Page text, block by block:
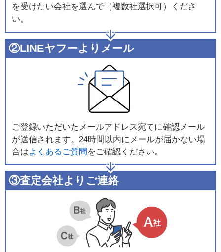
を受けたい会社を選んで（複数社選択可）くださ
い。
②LINEヤフーよりメール
ご登録いただいたメールアドレス宛てに確認メール
が送信されます。24時間以内にメールが届かない場
合はよくあるご質問 をご確認ください。
③査定会社よりご連絡